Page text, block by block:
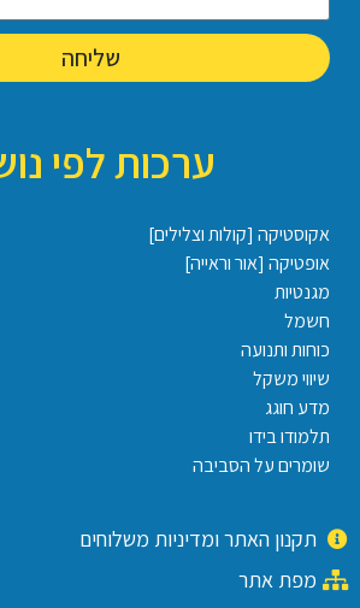
שליחה
ערכות לפי
אקוסטיקה [קולות וצלילים]
אופטיקה [אור וראייה]
מגנטיות
חשמל
כוחות ותנועה
שיווי משקל
מדע חוגג
תלמודו בידו
שומרים על הסביבה
תקנון האתר ומדיניות משלוחים
מפת אתר